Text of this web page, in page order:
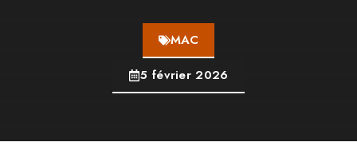
MAC
5 février 2026